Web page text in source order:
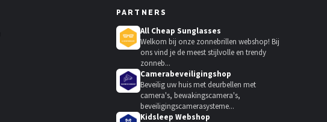
PARTNERS
All Cheap Sunglasses
Welkom bij onze zonnebrillen webshop! Bij
ons vind je de meest stijlvolle en trendy
zonneb...
Camerabeveiligingshop
Beveilig uw huis met deurbellen met
camera's, bewakingscamera's,
beveiligingscamerasysteme...
Kidsleep Webshop